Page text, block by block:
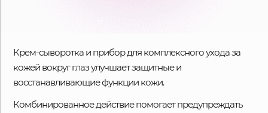
Крем-сыворотка и прибор для комплексного ухода за
кожей вокруг глаз улучшает защитные и
восстанавливающие функции кожи.
Комбинированное действие помогает предупреждать